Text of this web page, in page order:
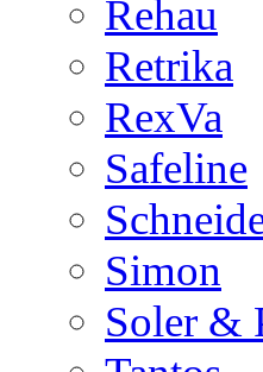
Rehau
Retrika
RexVa
Safeline
Simon
Soler &